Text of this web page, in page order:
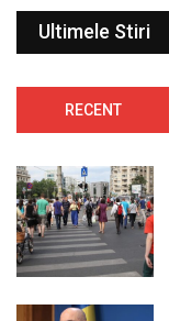
Ultimele Stiri
RECENT